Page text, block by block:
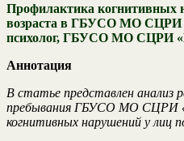
Профилактика когнитивных
возраста в ГБУСО МО СЦРИ
психолог, ГБУСО МО СЦРИ
Аннотация
В статье представлен анализ
пребывания ГБУСО МО СЦРИ
когнитивных нарушений у лиц